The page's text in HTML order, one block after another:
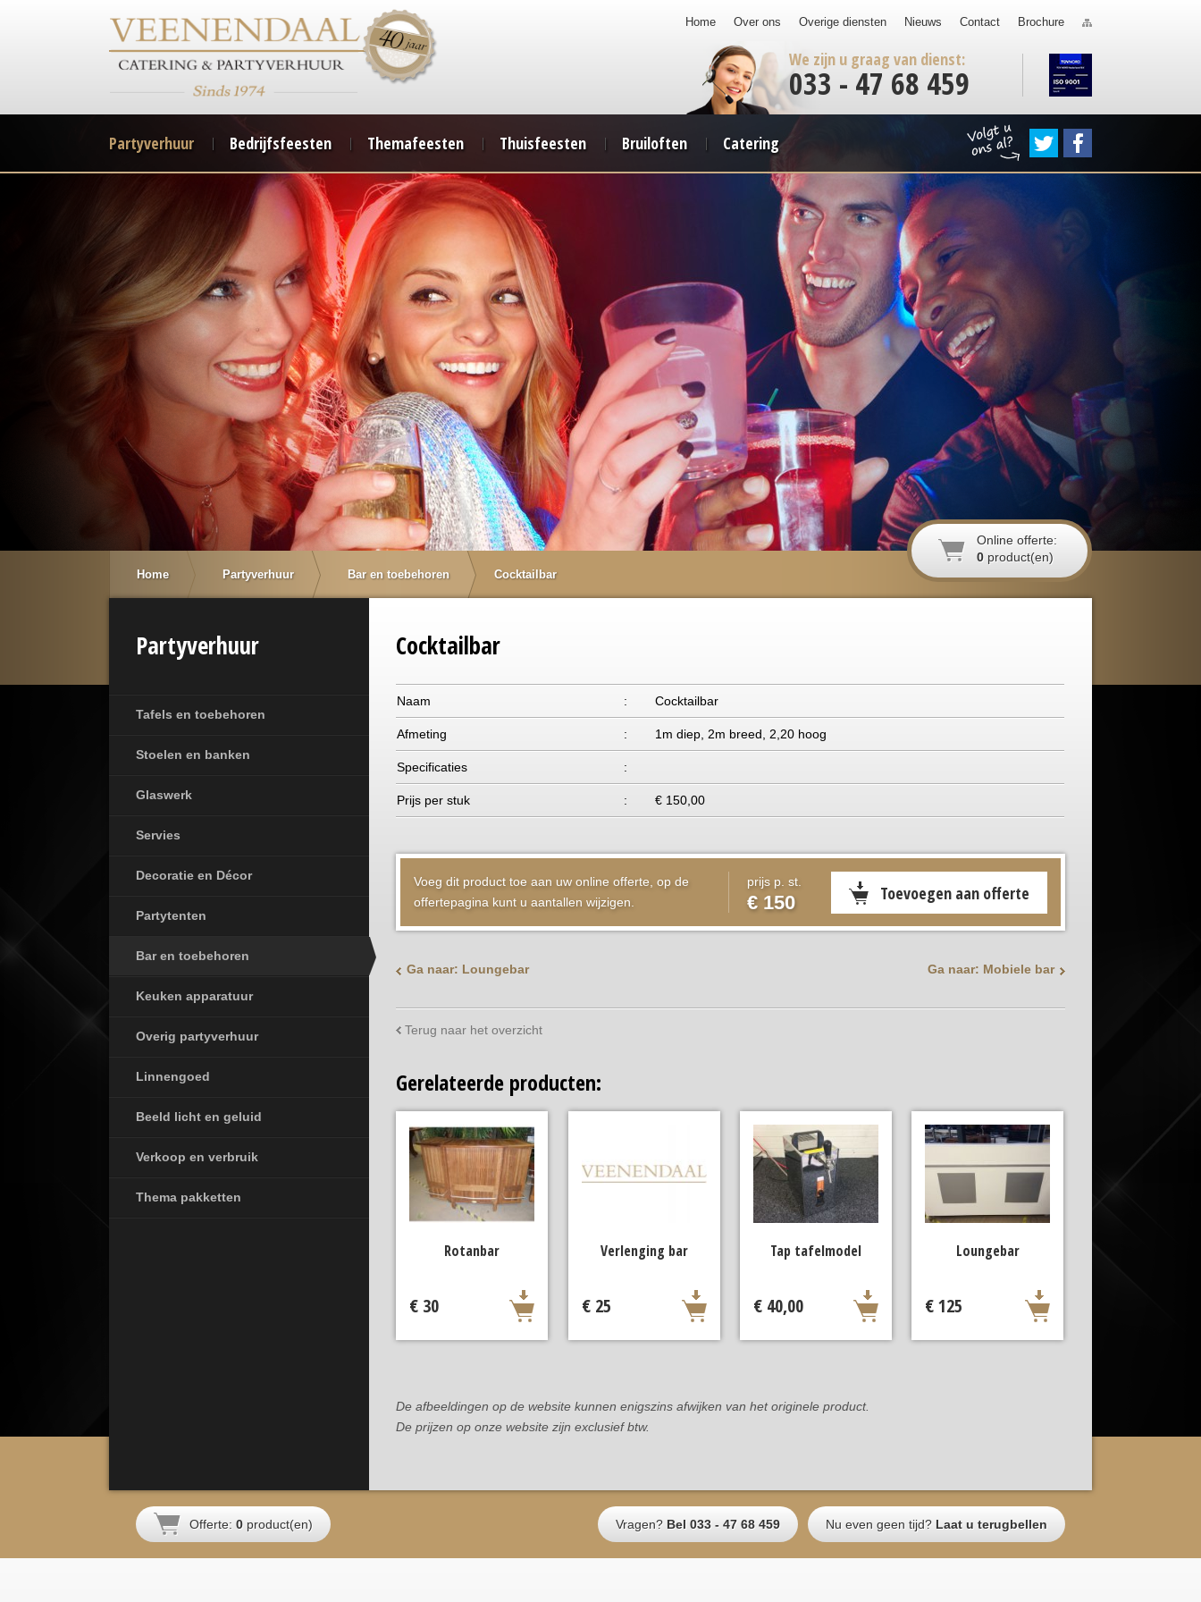
Home Over ons Overige diensten Nieuws Contact Brochure
We zijn u graag van dienst:
033 - 47 68 459
Partyverhuur Bedrijfsfeesten Themafeesten Thuisfeesten Bruiloften Catering
Online offerte:
0 product(en)
Home Partyverhuur Bar en toebehoren Cocktailbar
Partyverhuur
Tafels en toebehoren
Stoelen en banken
Glaswerk
Servies
Decoratie en Décor
Partytenten
Bar en toebehoren
Keuken apparatuur
Overig partyverhuur
Linnengoed
Beeld licht en geluid
Verkoop en verbruik
Thema pakketten
Cocktailbar
Naam : Cocktailbar
Afmeting : 1m diep, 2m breed, 2,20 hoog
Specificaties :
Prijs per stuk : € 150,00
Voeg dit product toe aan uw online offerte, op de
offertepagina kunt u aantallen wijzigen.
prijs p. st.
€ 150
Ga naar: Loungebar Ga naar: Mobiele bar
Terug naar het overzicht
Gerelateerde producten:
Rotanbar
€ 30
Verlenging bar
€ 25
Tap tafelmodel
€ 40,00
Loungebar
€ 125
De afbeeldingen op de website kunnen enigszins afwijken van het originele product.
De prijzen op onze website zijn exclusief btw.
Offerte: 0 product(en) Vragen? Bel 033 - 47 68 459 Nu even geen tijd? Laat u terugbellen